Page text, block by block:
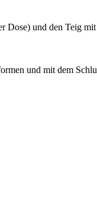
Dose) und den Teig
und mit dem